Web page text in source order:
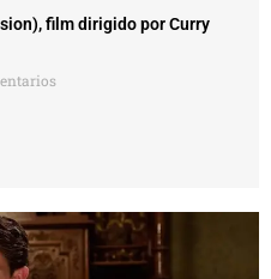
film dirigido por Curry